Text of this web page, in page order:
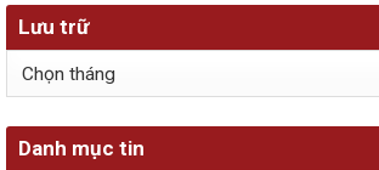
Lưu trữ
Lưu
Danh mục tin